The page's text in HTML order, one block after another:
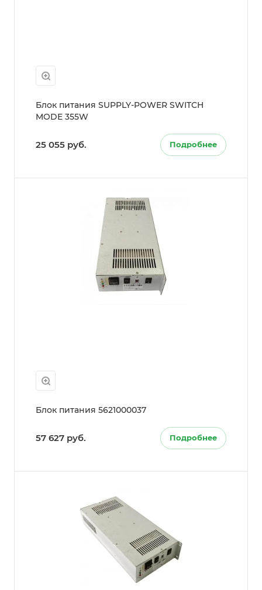
Блок питания SUPPLY-POWER SWITCH
MODE 355W
25 055 руб. Подробнее
Блок питания 5621000037
57 627 руб. Подробнее